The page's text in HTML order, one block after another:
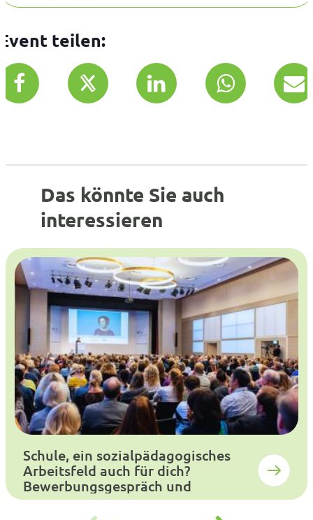
teilen:
Das könnte Sie auch
interessieren
Schule, ein sozialpädagogisches
Arbeitsfeld auch für dich?
Bewerbungsgespräch und
Auswahlverfahren